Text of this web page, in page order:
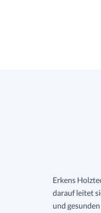
Erkens
darauf leitet
und